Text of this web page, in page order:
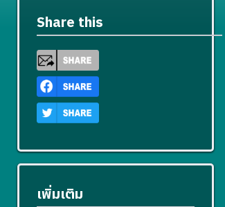
Share this
เพิ่มเติม